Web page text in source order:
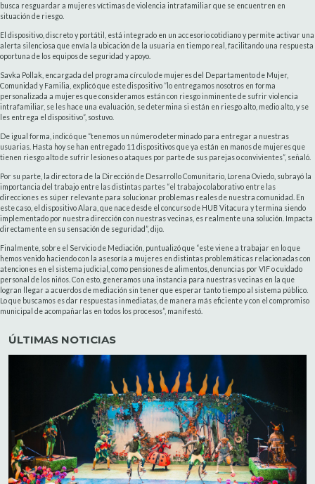
busca resguardar a mujeres víctimas de violencia intrafamiliar que se encuentren en
situación de riesgo.
El dispositivo, discreto y portátil, está integrado en un accesorio cotidiano y permite activar una
alerta silenciosa que envía la ubicación de la usuaria en tiempo real, facilitando una respuesta
oportuna de los equipos de seguridad y apoyo.
Savka Pollak, encargada del programa círculo de mujeres del Departamento de Mujer,
Comunidad y Familia, explicó que este dispositivo “lo entregamos nosotros en forma
personalizada a mujeres que consideramos están con riesgo inminente de sufrir violencia
intrafamiliar, se les hace una evaluación, se determina si están en riesgo alto, medio alto, y se
les entrega el dispositivo”, sostuvo.
De igual forma, indicó que “tenemos un número determinado para entregar a nuestras
usuarias. Hasta hoy se han entregado 11 dispositivos que ya están en manos de mujeres que
tienen riesgo alto de sufrir lesiones o ataques por parte de sus parejas o convivientes”, señaló.
Por su parte, la directora de la Dirección de Desarrollo Comunitario, Lorena Oviedo, subrayó la
importancia del trabajo entre las distintas partes “el trabajo colaborativo entre las
direcciones es súper relevante para solucionar problemas reales de nuestra comunidad. En
este caso, el dispositivo Alara, que nace desde el concurso de HUB Vitacura y termina siendo
implementado por nuestra dirección con nuestras vecinas, es realmente una solución. Impacta
directamente en su sensación de seguridad”, dijo.
Finalmente, sobre el Servicio de Mediación, puntualizó que “este viene a trabajar en lo que
hemos venido haciendo con la asesoría a mujeres en distintas problemáticas relacionadas con
atenciones en el sistema judicial, como pensiones de alimentos, denuncias por VIF o cuidado
personal de los niños. Con esto, generamos una instancia para nuestras vecinas en la que
logran llegar a acuerdos de mediación sin tener que esperar tanto tiempo al sistema público.
Lo que buscamos es dar respuestas inmediatas, de manera más eficiente y con el compromiso
municipal de acompañarlas en todos los procesos”, manifestó.
ÚLTIMAS NOTICIAS